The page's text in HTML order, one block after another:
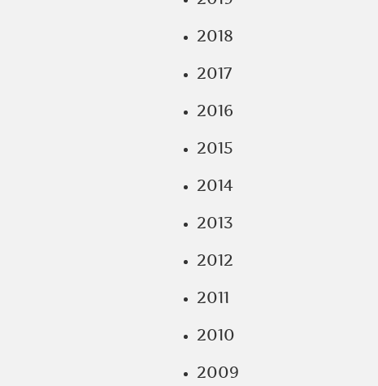
2018
2017
2016
2015
2014
2013
2012
2011
2010
2009